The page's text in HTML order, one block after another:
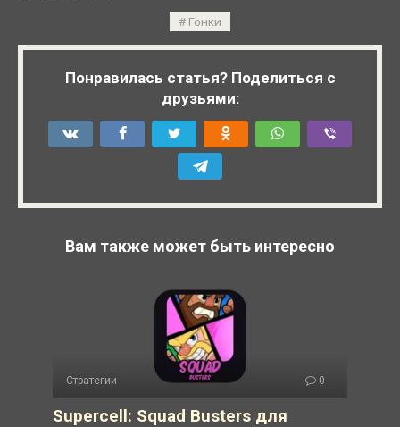
Гонки
Понравилась статья? Поделиться с
друзьями:
Вам также может быть интересно
Стратегии 0
Supercell: Squad Busters для